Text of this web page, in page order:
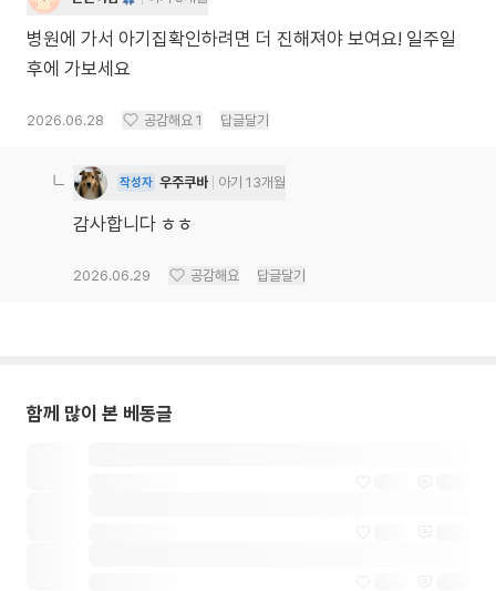
병원에 가서 아기집확인하려면 더 진해져야 보여요! 일주일
후에 가보세요
2026.06.28 공감해요 1 답글달기
작성자 우주쿠바 아기 13개월
감사합니다 ㅎㅎ
2026.06.29 공감해요 답글달기
함께 많이 본 베동글